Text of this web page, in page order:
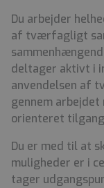
Du arbejder
af tværfagligt
deltager aktivt i
anvendelsen af
gennem
orienteret
Du er med til at
muligheder er i
tager